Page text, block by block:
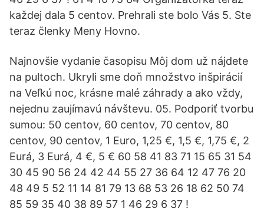
každej dala 5 centov. Prehrali ste bolo Vás 5. Ste
teraz členky Meny Hovno.
Najnovšie vydanie časopisu Môj dom už nájdete
na pultoch. Ukryli sme doň množstvo inšpirácií
na Veľkú noc, krásne malé záhrady a ako vždy,
nejednu zaujímavú návštevu. 05. Podporiť tvorbu
sumou: 50 centov, 60 centov, 70 centov, 80
centov, 90 centov, 1 Euro, 1,25 €, 1,5 €, 1,75 €, 2
Eurá, 3 Eurá, 4 €, 5 € 60 58 41 83 71 15 65 31 54
30 45 90 56 24 42 44 55 27 36 64 12 47 76 20
48 49 5 52 11 14 81 79 13 68 53 26 18 62 50 74
85 59 35 40 38 89 57 1 46 29 6 37 !